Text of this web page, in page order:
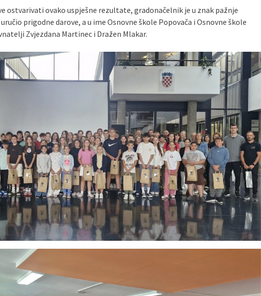
ostvarivati ovako uspješne rezultate, gradonačelnik je u znak pažnje
prigodne darove, a u ime Osnovne škole Popovača i Osnovne škole
Zvjezdana Martinec i Dražen Mlakar.